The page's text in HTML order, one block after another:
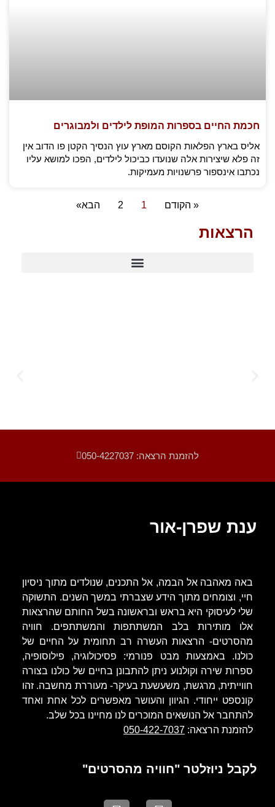
חכמת החיים בספרות המופת לילדים ולמבוגרים
אליס בארץ הפלאות הקוסם מארץ עוץ הנסיך הקטן פו הדוב אין
זה פלא שיצירות אלה שנועדו כביכול לילדים, הפכו למושא עליו
נכתבו אינספור פרשנויות מעמיקות.
« הקודם 1
2 הבא»
הרצאות
וברגישות. הותרת אותנו משתאים."
להזמנת הרצאה: 050-4227037
ענת שפרן-אור
באה מאהבה אל הבמה, אל התכנים, שנולדים מתוך ניסיון
חיי, וצומחים מתוך הידע שצברתי במשך השנים. התשוקה
שלי לעיסוקי היא בראש ובראשונה בשל החותם שהרצאות
אלו מותירות בלב המשתתפות והמשתתפים. חוויה
מהסרטים- הרצאות העשרה רב תחומית על החיים של
כולנו. באמצעות מבט פנורמי: פסיכולוגיה, פילוסופיה,
ספרות שירה וקולנוע ניתן להתבונן בחיים של כולנו בצורה
חווייתית, מרגשת, משעשעת בעיקר- מעוררת מחשבה. זהו
קונספט ייחודי. הגיוון והעושר מאפשרים לכל אחת ואחד
להתחבר אל הנושאים המוכרים לנו מחיינו בכל שלב.
להזמנת הרצאה: 050-422-7037
לקבל ניוזלטר "חוויה מהסרטים"